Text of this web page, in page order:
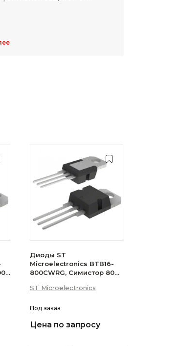
Диоды ST
Microelectronics BTB16-
800CWRG, Симистор 800В
(бесснабберный)
ST Microelectronics
Под заказ
Цена по запросу